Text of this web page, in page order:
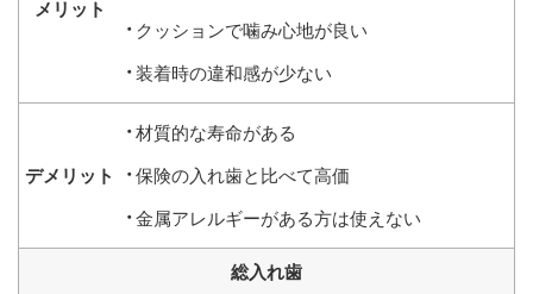
クッションで噛み心地が良い
装着時の違和感が少ない
材質的な寿命がある
保険の入れ歯と比べて高価
金属アレルギーがある方は使えない
総入れ歯